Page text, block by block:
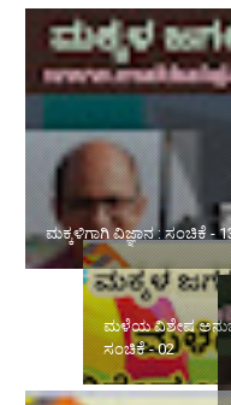
ಮಕ್ಕಳಿಗಾಗಿ ವಿಜ್ಞಾನ : ಸಂಚಿಕೆ -
ಮಳೆಯ ವಿಶೇಷ ಅನುಭವ :
ಸಂಚಿಕೆ - 02